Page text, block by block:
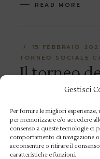
Gestisci
Per fornire le migliori
per memorizzare e/o accedere
consenso a queste tecnologie ci
comportamento di navigazione
acconsentire o ritirare il
caratteristiche e funzioni.
READ MORE
15 FEBBRAIO
TORNEO SOCIALE
Il torneo
via nel
Mancini
Il torneo sociale del
e con il torneo la